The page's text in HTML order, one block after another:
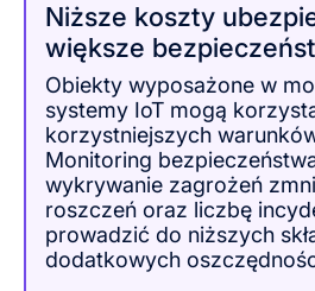
Niższe koszty
większe
Obiekty wyposażone w
systemy IoT mogą
korzystniejszych
Monitoring
wykrywanie zagrożeń
roszczeń oraz liczbę
prowadzić do niższych
dodatkowych